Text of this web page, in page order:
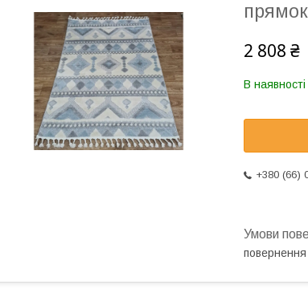
2 808 ₴
В наявності
+380 (66)
повернення